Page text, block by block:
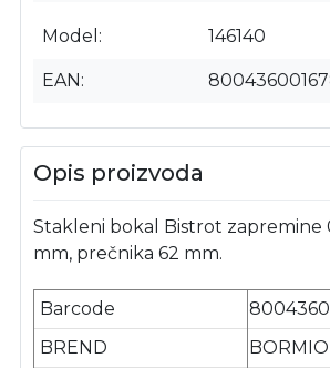
Model 146140
EAN
Opis proizvoda
Stakleni bokal Bistrot zapremine
mm, prečnika 62 mm.
Barcode
BREND